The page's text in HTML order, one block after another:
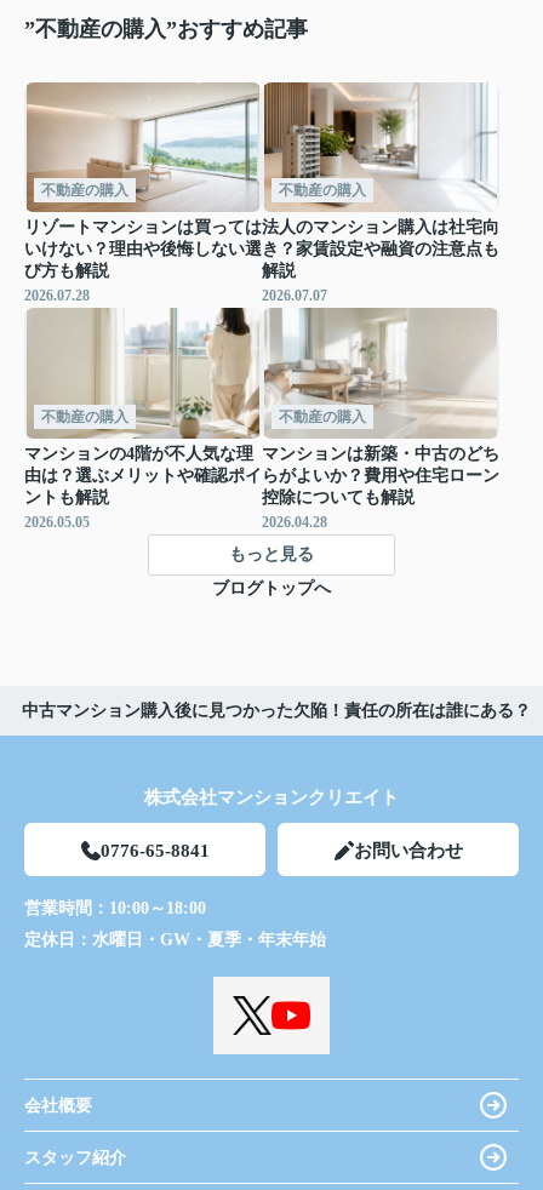
”不動産の購入”おすすめ記事
不動産の購入
リゾートマンションは買っては
いけない？理由や後悔しない選
び方も解説
2026.07.28
不動産の購入
法人のマンション購入は社宅向
き？家賃設定や融資の注意点も
解説
2026.07.07
不動産の購入
マンションの4階が不人気な理
由は？選ぶメリットや確認ポイ
ントも解説
2026.05.05
不動産の購入
マンションは新築・中古のどち
らがよいか？費用や住宅ローン
控除についても解説
2026.04.28
もっと見る
ブログトップへ
中古マンション購入後に見つかった欠陥！責任の所在は誰にある？
株式会社マンションクリエイト
0776-65-8841 お問い合わせ
営業時間： 10:00～18:00
定休日： 水曜日・GW・夏季・年末年始
会社概要
スタッフ紹介